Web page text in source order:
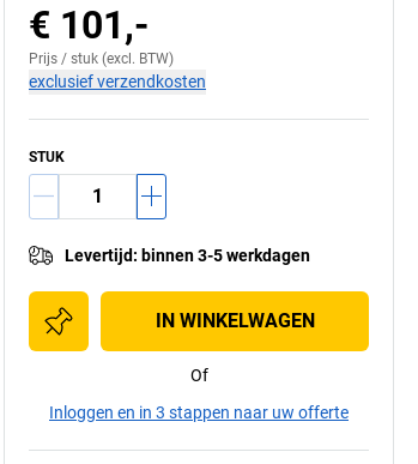
€ 101,-
Prijs / stuk (excl. BTW)
exclusief verzendkosten
STUK
Levertijd: binnen 3-5 werkdagen
IN WINKELWAGEN
Of
Inloggen en in 3 stappen naar uw offerte